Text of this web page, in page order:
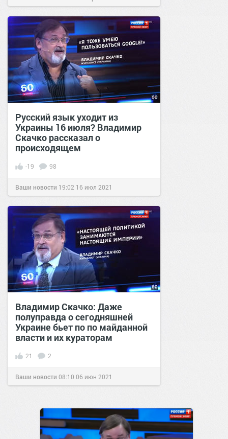
Русский язык уходит из
Украины 16 июля? Владимир
Скачко рассказал о
происходящем
-19 98
Ваши новости 19:02 16 июл 2021
Владимир Скачко: Даже
полуправда о сегодняшней
Украине бьет по по майданной
власти и их кураторам
21 2
Ваши новости 08:10 06 июн 2021